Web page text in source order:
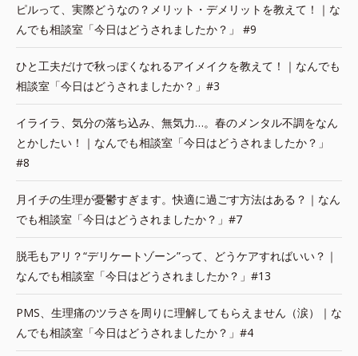
ピルって、実際どうなの？メリット・デメリットを教えて！｜な
んでも相談室「今日はどうされましたか？」 #9
ひと工夫だけで秋っぽくなれるアイメイクを教えて！｜なんでも
相談室「今日はどうされましたか？」#3
イライラ、気分の落ち込み、無気力…。春のメンタル不調をなん
とかしたい！｜なんでも相談室「今日はどうされましたか？」
#8
月イチの生理が憂鬱すぎます。快適に過ごす方法はある？｜なん
でも相談室「今日はどうされましたか？」#7
脱毛もアリ？“デリケートゾーン”って、どうケアすればいい？｜
なんでも相談室「今日はどうされましたか？」#13
PMS、生理痛のツラさを周りに理解してもらえません（涙）｜な
んでも相談室「今日はどうされましたか？」#4